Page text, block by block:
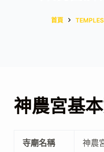
首頁 TEMPLES
神農宮基
寺廟名稱 神農